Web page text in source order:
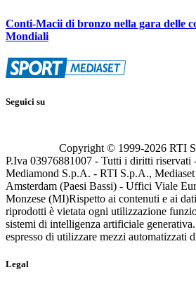
Conti-Macii di bronzo nella gara delle
Mondiali
Seguici su
Copyright © 1999-2026 RTI
P.Iva 03976881007 - Tutti i diritti riservati
Mediamond S.p.A. - RTI S.p.A., Mediaset
Amsterdam (Paesi Bassi) - Uffici Viale
Monzese (MI)Rispetto ai contenuti e ai
riprodotti è vietata ogni utilizzazione
sistemi di intelligenza artificiale
espresso di utilizzare mezzi automatizzati
Legal